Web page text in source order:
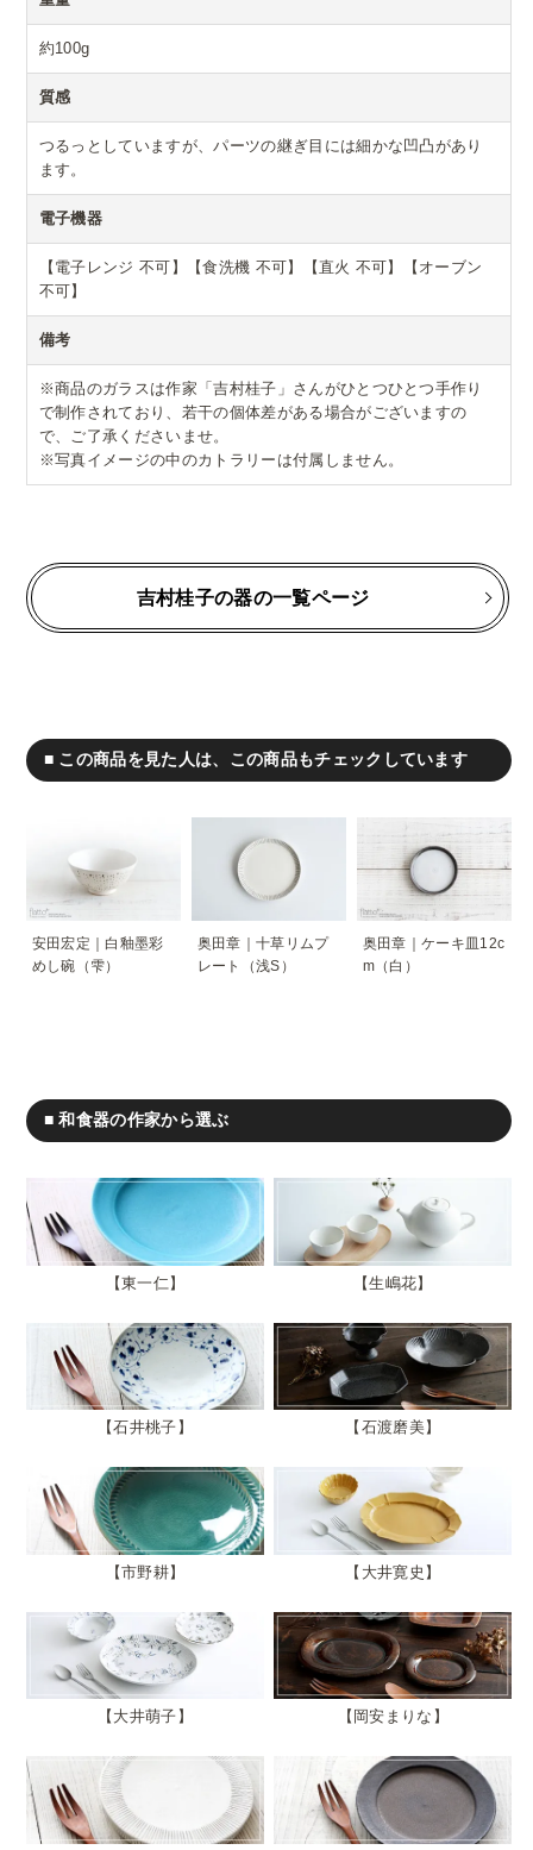
約100g
質感
つるっとしていますが、パーツの継ぎ目には細かな凹凸があり
ます。
電子機器
【電子レンジ 不可】【食洗機 不可】【直火 不可】【オーブン
不可】
備考
※商品のガラスは作家「吉村桂子」さんがひとつひとつ手作り
で制作されており、若干の個体差がある場合がございますの
で、ご了承くださいませ。
※写真イメージの中のカトラリーは付属しません。
吉村桂子の器の一覧ページ
■ この商品を見た人は、この商品もチェックしています
安田宏定｜白釉墨彩
めし碗（雫）
奥田章｜十草リムプ
レート（浅S）
奥田章｜ケーキ皿12c
m（白）
■ 和食器の作家から選ぶ
東一仁 生嶋花
石井桃子 石渡磨美
市野耕 大井寛史
大井萌子 岡安まりな